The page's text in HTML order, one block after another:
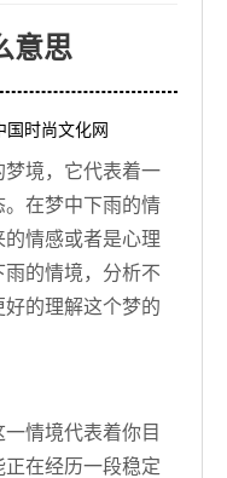
意思
国时尚文化网
境，它代表着一
在梦中下雨的情
情感或者是心理
的情境，分析不
好的理解这个梦的
情境代表着你目
在经历一段稳定